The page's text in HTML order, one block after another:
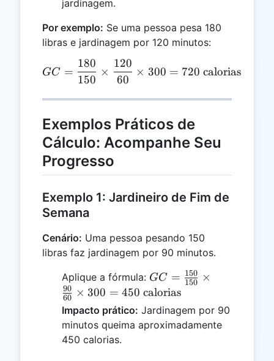
jardinagem.
Por exemplo: Se uma pessoa pesa 180
libras e jardinagem por 120 minutos:
GC = \frac{180}{150}
GC =
150
180
×
60
120
× 300 = 720 calorias
Exemplos Práticos de
Cálculo: Acompanhe Seu
Progresso
Exemplo 1: Jardineiro de Fim de
Semana
Cenário: Uma pessoa pesando 150
libras faz jardinagem por 90 minutos.
Aplique a fórmula: GC =
\frac{150}
{150}
\times
\frac{90}
GC = 150
150 ×
60
90 × 300 = 450 calorias
Impacto prático: Jardinagem por 90
minutos queima aproximadamente
450 calorias.